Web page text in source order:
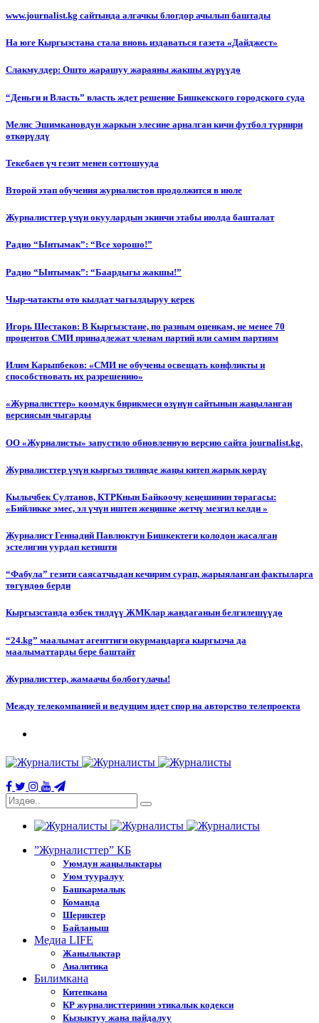
www.journalist.kg сайтында алгачкы блогдор ачылып баштады
На юге Кыргызстана стала вновь издаваться газета «Дайджест»
Слакмулдер: Ошто жарашуу жараяны жакшы жүрүүдө
“Деньги и Власть” власть ждет решение Бишкекского городского суда
Мелис Эшимкановдун жаркын элесине арналган кичи футбол турнири
өткөрүлдү
Текебаев үч гезит менен соттошууда
Второй этап обучения журналистов продолжится в июле
Журналисттер үчүн окуулардын экинчи этабы июлда башталат
Радио “Ынтымак”: “Все хорошо!”
Радио “Ынтымак”: “Баардыгы жакшы!”
Чыр-чатакты өтө кылдат чагылдыруу керек
Игорь Шестаков: В Кыргызстане, по разным оценкам, не менее 70
процентов СМИ принадлежат членам партий или самим партиям
Илим Карыпбеков: «СМИ не обучены освещать конфликты и
способствовать их разрешению»
«Журналисттер» коомдук бирикмеси өзүнүн сайтынын жаңыланган
версиясын чыгарды
ОО «Журналисты» запустило обновленную версию сайта journalist.kg.
Журналисттер үчүн кыргыз тилинде жаңы китеп жарык көрдү
Кылычбек Султанов, КТРКнын Байкоочу кеңешинин төрагасы:
«Бийликке эмес, эл үчүн иштеп жеңишке жетчү мезгил келди »
Журналист Геннадий Павлюктун Бишкектеги колодон жасалган
эстелигин уурдап кетишти
“Фабула” гезити саясатчыдан кечирим сурап, жарыяланган фактыларга
төгүндөө берди
Кыргызстанда өзбек тилдүү ЖМКлар жандаганын белгилешүүдө
“24.kg” маалымат агенттиги окурмандарга кыргызча да
маалыматтарды бере баштайт
Журналисттер, жамаачы болбогулачы!
Между телекомпанией и ведущим идет спор на авторство телепроекта
”Журналисттер” КБ
Уюмдун жаңылыктары
Уюм тууралуу
Башкармалык
Команда
Шериктер
Байланыш
Медиа LIFE
Жанылыктар
Аналитика
Билимкана
Китепкана
КР журналисттеринин этикалык кодекси
Кызыктуу жана пайдалуу